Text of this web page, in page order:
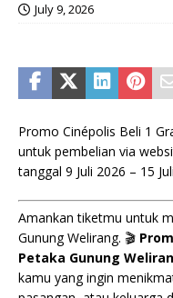
July 9, 2026
Promo Cinépolis Beli 1
untuk pembelian via
tanggal 9 Juli 2026 – 15
Amankan tiketmu untuk
Gunung Welirang. 🎬
Petaka Gunung
kamu yang ingin